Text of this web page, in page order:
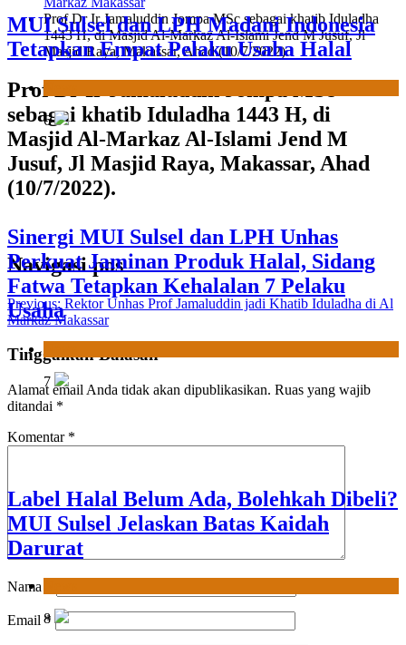
Prof Dr Ir Jamaluddin Jompa MSc sebagai khatib Iduladha
1443 H, di Masjid Al-Markaz Al-Islami Jend M Jusuf, Jl
Masjid Raya, Makassar, Ahad (10/7/2022).
Prof Dr Ir Jamaluddin Jompa MSc
sebagai khatib Iduladha 1443 H, di
Masjid Al-Markaz Al-Islami Jend M
Jusuf, Jl Masjid Raya, Makassar, Ahad
(10/7/2022).
Navigasi pos
Previous: Rektor Unhas Prof Jamaluddin jadi Khatib Iduladha di Al
Markaz Makassar
Tinggalkan Balasan
Alamat email Anda tidak akan dipublikasikan. Ruas yang wajib
ditandai *
Komentar *
Nama
Email*
Sinergi MUI Sulsel dan LPH Unhas
Perkuat Jaminan Produk Halal, Sidang
Fatwa Tetapkan Kehalalan 7 Pelaku
Usaha
News
7
Label Halal Belum Ada, Bolehkah Dibeli?
MUI Sulsel Jelaskan Batas Kaidah
Darurat
News
8
Panitia Musda IX MUI Sulsel Bangun
Sinergi dengan PT Semen Tonasa
News